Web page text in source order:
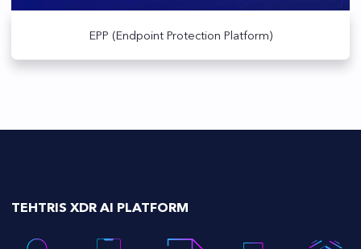
EPP (Endpoint Protection Platform)
TEHTRIS XDR AI PLATFORM